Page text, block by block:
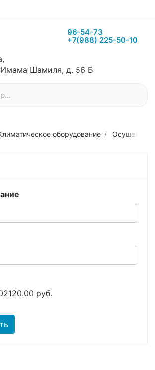
96-54-73
+7(988) 225-50-10
Имама Шамиля, д. 56 Б
оборудование Осушение и
руб.